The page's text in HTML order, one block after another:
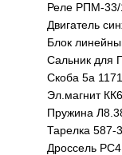
Реле РПМ-33/
Двигатель
Блок
Сальник для
Скоба 5а
Эл.магнит
Пружина
Тарелка 587-
Дроссель